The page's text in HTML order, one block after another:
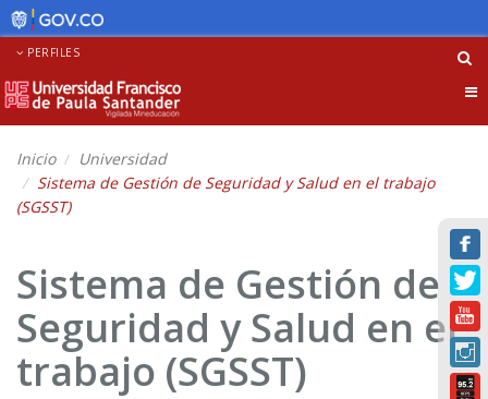
PERFILES
Inicio
Universidad
Sistema de Gestión de Seguridad y Salud en el trabajo
(SGSST)
Sistema de Gestión de
Seguridad y Salud en el
trabajo (SGSST)